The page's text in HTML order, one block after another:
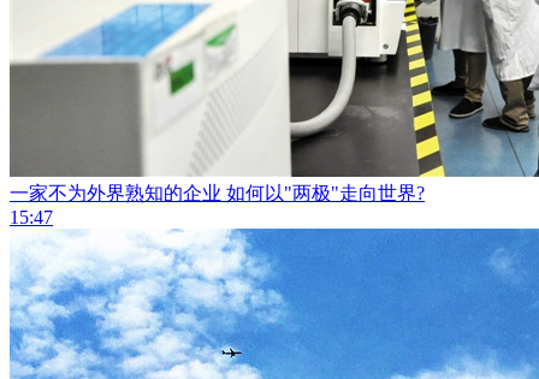
一家不为外界熟知的企业 如何以"两极"走向世界?
15:47